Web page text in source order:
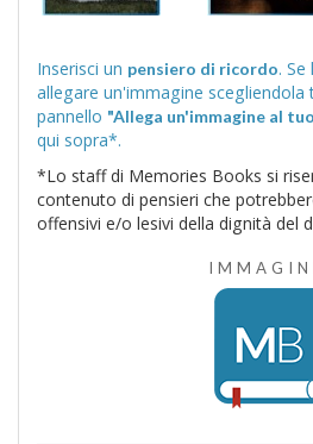
Inserisci un pensiero di ricordo.
allegare un'immagine scegliendola tra quelle proposte nel
pannello "Allega un'immagine al
qui sopra*.
*Lo staff di Memories Books si
contenuto di pensieri che
offensivi e/o lesivi della dignità del